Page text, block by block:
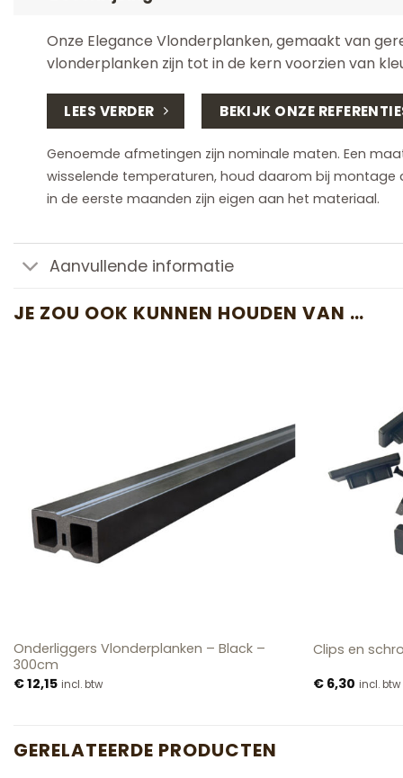
Onze Elegance Vlonderplanken, gemaakt van
vlonderplanken zijn tot in de kern voorzien van
LEES VERDER BEKIJK ONZE
Genoemde afmetingen zijn nominale maten. Een
wisselende temperaturen, houd daarom bij montage
in de eerste maanden zijn eigen aan het materiaal.
Aanvullende informatie
JE ZOU OOK KUNNEN HOUDEN VAN …
Onderliggers Vlonderplanken – Black –
300cm
€12,15 incl. btw
Clips en
€ 6,30 incl. btw
GERELATEERDE PRODUCTEN